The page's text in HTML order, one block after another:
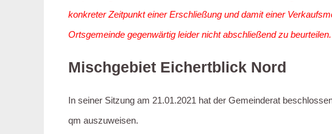
konkreter Zeitpunkt einer Erschließung und damit einer
Ortsgemeinde gegenwärtig leider nicht abschließend zu beurteilen.
Mischgebiet Eichertblick Nord
In seiner Sitzung am 21.01.2021 hat der Gemeinderat
qm auszuweisen.